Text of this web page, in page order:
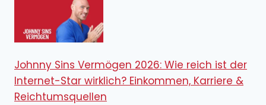
Johnny Sins Vermögen 2026: Wie reich ist der
Internet-Star wirklich? Einkommen, Karriere &
Reichtumsquellen